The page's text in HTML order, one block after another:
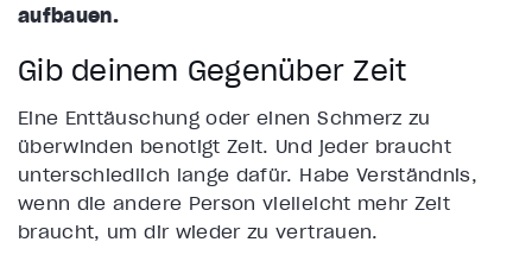
aufbauen.
Gib deinem Gegenüber Zeit
Eine Enttäuschung oder einen Schmerz zu
überwinden benötigt Zeit. Und jeder braucht
unterschiedlich lange dafür. Habe Verständnis,
wenn die andere Person vielleicht mehr Zeit
braucht, um dir wieder zu vertrauen.